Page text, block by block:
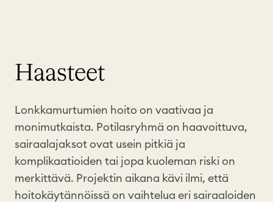
Haasteet
Lonkkamurtumien hoito on vaativaa ja
monimutkaista. Potilasryhmä on haavoittuva,
sairaalajaksot ovat usein pitkiä ja
komplikaatioiden tai jopa kuoleman riski on
merkittävä. Projektin aikana kävi ilmi, että
hoitokäytännöissä on vaihtelua eri sairaaloiden